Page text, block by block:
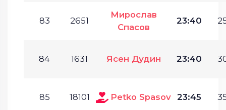
83 2651
Мирослав
Спасов
23:40
84 1631 Ясен Дудин 23:40
85 18101 Petko Spasov 23:45